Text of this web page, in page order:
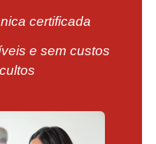
certificada
e sem custos